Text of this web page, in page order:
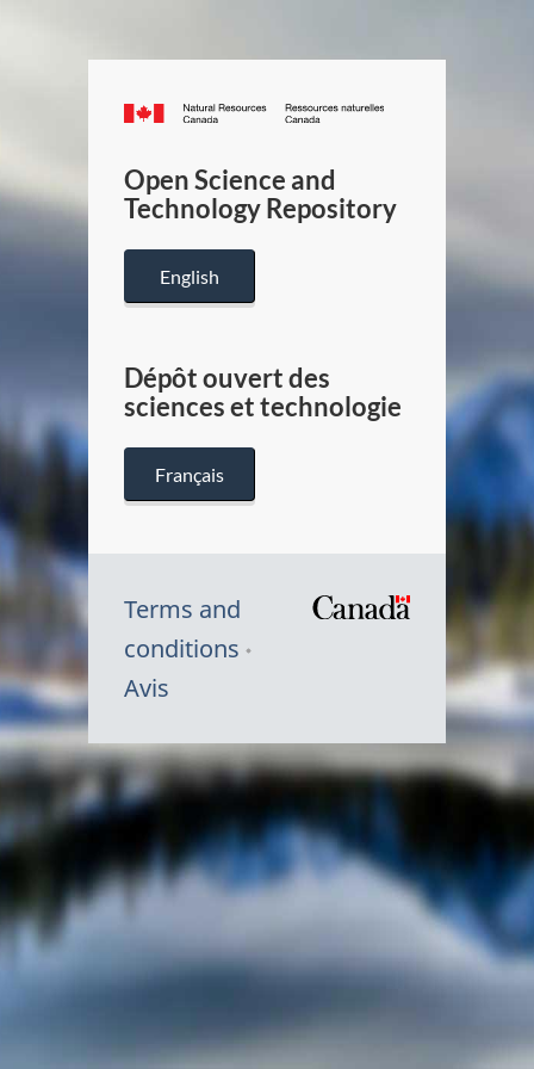
Canada.ca
/
Canada
Open Science and
Technology Repository
English
Dépôt ouvert des
sciences et technologie
Français
Terms and
conditions
Avis
Symbole
du
Canada